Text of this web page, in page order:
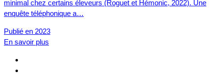
minimal chez certains éleveurs (Roguet et Hémonic, 2022). Une
enquête téléphonique a…
Publié en 2023
En savoir plus